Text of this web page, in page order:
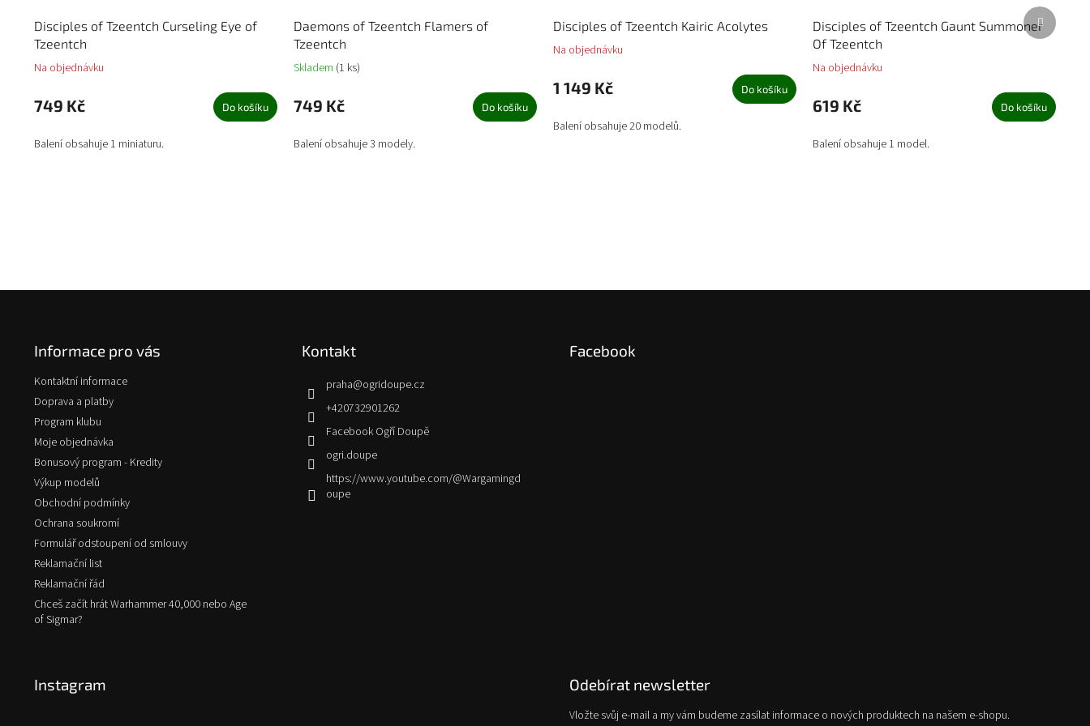
Disciples of Tzeentch Curseling Eye of
Tzeentch
Na objednávku
749 Kč Do košíku
Balení obsahuje 1 miniaturu.
Daemons of Tzeentch Flamers of
Tzeentch
Skladem (1 ks)
749 Kč Do košíku
Balení obsahuje 3 modely.
Disciples of Tzeentch Kairic Acolytes
Na objednávku
1 149 Kč Do košíku
Balení obsahuje 20 modelů.
Disciples of Tzeentch Gaunt Summoner
Of Tzeentch
Na objednávku
619 Kč Do košíku
Balení obsahuje 1 model.
Další
produkt
Informace pro vás
Kontaktní informace
Doprava a platby
Program klubu
Moje objednávka
Bonusový program - Kredity
Výkup modelů
Obchodní podmínky
Ochrana soukromí
Formulář odstoupení od smlouvy
Reklamační list
Reklamační řád
Chceš začít hrát Warhammer 40,000 nebo Age
of Sigmar?
Kontakt
praha@ogridoupe.cz
+420732901262
Facebook Ogří Doupě
ogri.doupe
https://www.youtube.com/@Wargamingd
oupe
Facebook
Instagram Odebírat newsletter
Vložte svůj e-mail a my vám budeme zasílat informace o nových produktech na našem e-shopu.